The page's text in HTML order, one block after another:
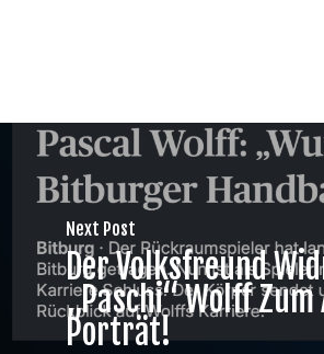
Next Post
Der Volksfreund
„Paschi“ Wolff Zum
Porträt!